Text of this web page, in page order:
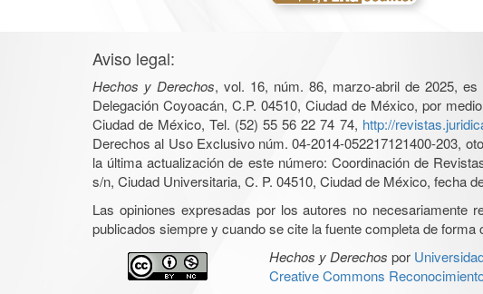
Aviso legal:
Hechos y Derechos, vol. 16, núm. 86, marzo-abril de 2025,
Delegación Coyoacán, C.P. 04510, Ciudad de México, por
Ciudad de México, Tel. (52) 55 56 22 74 74, http://
Derechos al Uso Exclusivo núm. 04-2014-052217121400-203,
la última actualización de este número: Coordinación de
s/n, Ciudad Universitaria, C. P. 04510, Ciudad de México, fecha
Las opiniones expresadas por los autores no
publicados siempre y cuando se cite la fuente completa de
Hechos y Derechos por
Creative Commons